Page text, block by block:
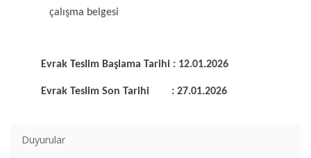
çalışma belgesi
Evrak Teslim Başlama Tarihi : 12.01.2026
Evrak Teslim Son Tarihi : 27.01.2026
Duyurular